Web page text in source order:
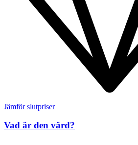
Jämför slutpriser
Vad är den värd?